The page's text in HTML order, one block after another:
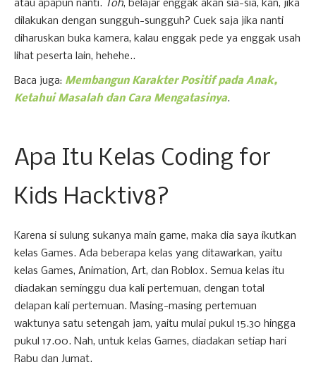
atau apapun nanti. Toh, belajar enggak akan sia-sia, kan, jika
dilakukan dengan sungguh-sungguh? Cuek saja jika nanti
diharuskan buka kamera, kalau enggak pede ya enggak usah
lihat peserta lain, hehehe..
Baca juga: Membangun Karakter Positif pada Anak,
Ketahui Masalah dan Cara Mengatasinya.
Apa Itu Kelas Coding for
Kids Hacktiv8?
Karena si sulung sukanya main game, maka dia saya ikutkan
kelas Games. Ada beberapa kelas yang ditawarkan, yaitu
kelas Games, Animation, Art, dan Roblox. Semua kelas itu
diadakan seminggu dua kali pertemuan, dengan total
delapan kali pertemuan. Masing-masing pertemuan
waktunya satu setengah jam, yaitu mulai pukul 15.30 hingga
pukul 17.00. Nah, untuk kelas Games, diadakan setiap hari
Rabu dan Jumat.